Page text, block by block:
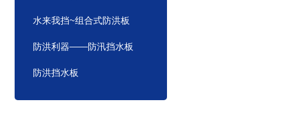
水来我挡~组合式防洪板
防洪利器——防汛挡水板
防洪挡水板